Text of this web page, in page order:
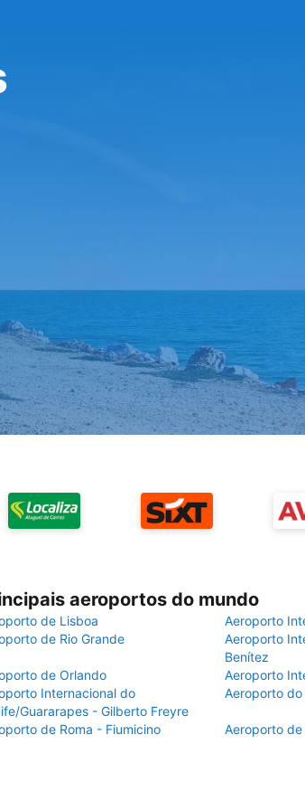
aeroportos do mundo
de Lisboa
Aeroporto
de Rio Grande
Aeroporto
Benítez
de Orlando
Aeroporto
Internacional do
Guararapes - Gilberto Freyre
Aeroporto do
de Roma - Fiumicino Aeroporto